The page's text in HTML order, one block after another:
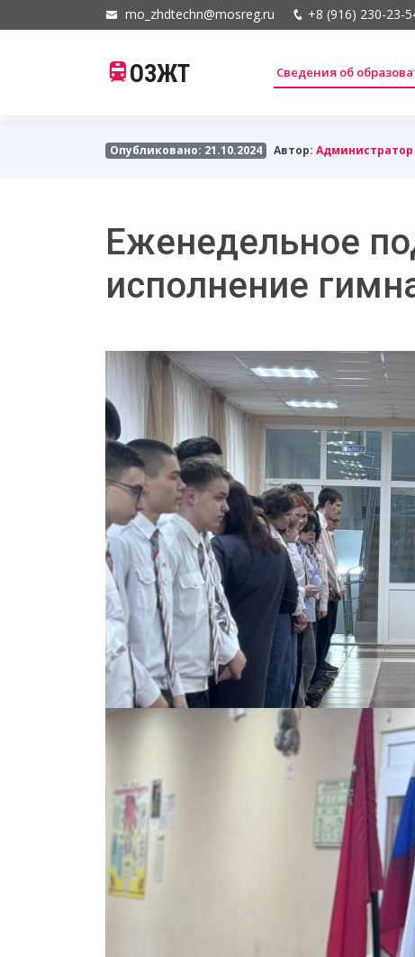
mo_zhdtechn@mosreg.ru +8 (916) 230-23-
ОЗЖТ Сведения об
Опубликовано: 21.10.2024 Автор:Администратор
Еженедельное
исполнение